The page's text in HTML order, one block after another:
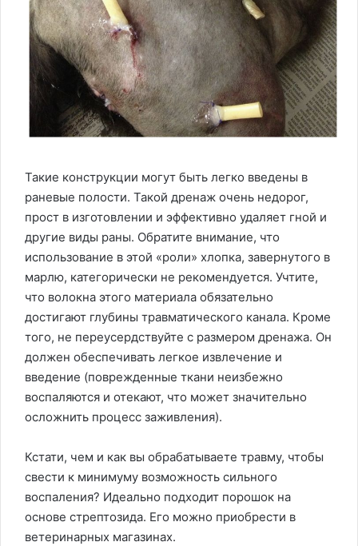
Такие конструкции могут быть легко введены в
раневые полости. Такой дренаж очень недорог,
прост в изготовлении и эффективно удаляет гной и
другие виды раны. Обратите внимание, что
использование в этой «роли» хлопка, завернутого в
марлю, категорически не рекомендуется. Учтите,
что волокна этого материала обязательно
достигают глубины травматического канала. Кроме
того, не переусердствуйте с размером дренажа. Он
должен обеспечивать легкое извлечение и
введение (поврежденные ткани неизбежно
воспаляются и отекают, что может значительно
осложнить процесс заживления).
Кстати, чем и как вы обрабатываете травму, чтобы
свести к минимуму возможность сильного
воспаления? Идеально подходит порошок на
основе стрептозида. Его можно приобрести в
ветеринарных магазинах.